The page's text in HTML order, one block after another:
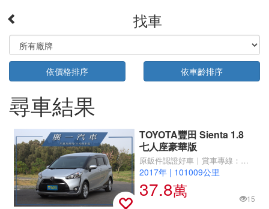
找車
依價格排序 依車齡排序
尋車結果
TOYOTA豐田 Sienta 1.8
七人座豪華版
原鈑件認證好車｜賞車專線：
0910-751521
2017年 | 101009公里
37.8萬 15